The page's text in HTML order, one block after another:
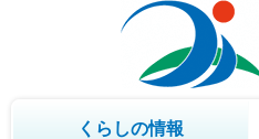
くらしの情報